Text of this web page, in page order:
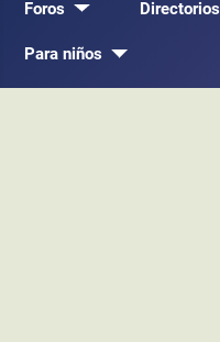
Foros Directorios
Para niños